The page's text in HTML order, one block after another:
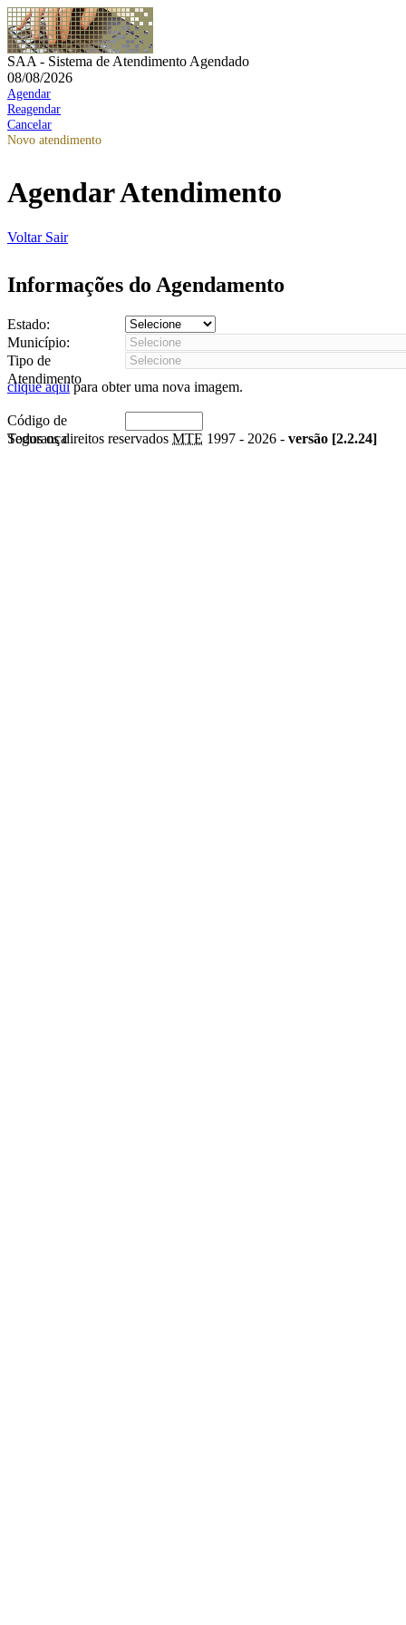
SAA - Sistema de Atendimento Agendado
08/08/2026
Agendar
Reagendar
Cancelar
Novo atendimento
Agendar Atendimento
Voltar Sair
Informações do Agendamento
Estado:
Município:
Tipo de
Atendimento
clique aquipara obter uma nova imagem.
Código de
Segurança
Todos os direitos reservados MTE 1997 - 2026 - versão [2.2.24]